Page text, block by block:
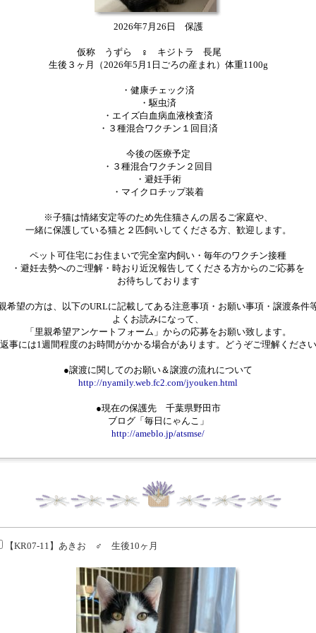
2026年7月26日 保護
仮称 うずら ♀ キジトラ 長尾
生後３ヶ月（2026年5月1日ごろの産まれ）体重1100g
・健康チェック済
・駆虫済
・エイズ白血病血液検査済
・３種混合ワクチン１回目済
今後の医療予定
・３種混合ワクチン２回目
・避妊手術
・マイクロチップ装着
※子猫は情緒安定等のため先住猫さんの居るご家庭や、
一緒に保護している猫と２匹飼いしてくださる方、歓迎します。
ペット可住宅にお住まいで完全室内飼い・毎年のワクチン接種
・避妊去勢へのご理解・時おり近況報告してくださる方からのご応募を
お待ちしております
希望の方は、以下のURLに記載してある注意事項・お願い事項・譲渡条件
よくお読みになって、
「里親希望アンケートフォーム」からの応募をお願い致します。
事には1週間程度のお時間がかかる場合があります。どうぞご理解くださ
●譲渡に関してのお願い＆譲渡の流れについて
http://nyamily.web.fc2.com/jyouken.html
●現在の保護先 千葉県野田市
ブログ「毎日にゃんこ」
http://ameblo.jp/atsmse/
【KR07-11】あきお ♂ 生後10ヶ月